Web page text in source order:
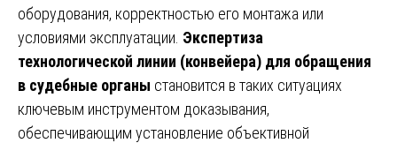
оборудования, корректностью его монтажа или
условиями эксплуатации. Экспертиза
технологической линии (конвейера) для обращения
в судебные органы становится в таких ситуациях
ключевым инструментом доказывания,
обеспечивающим установление объективной